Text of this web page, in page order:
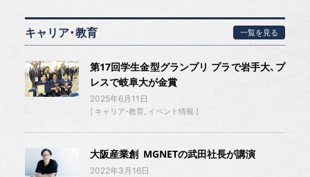
キャリア・教育 一覧を見る
第17回学生金型グランプリ プラで岩手大、プ
レスで岐阜大が金賞
2025年6月11日
キャリア・教育 イベント情報
大阪産業創 MGNETの武田社長が講演
2022年3月16日